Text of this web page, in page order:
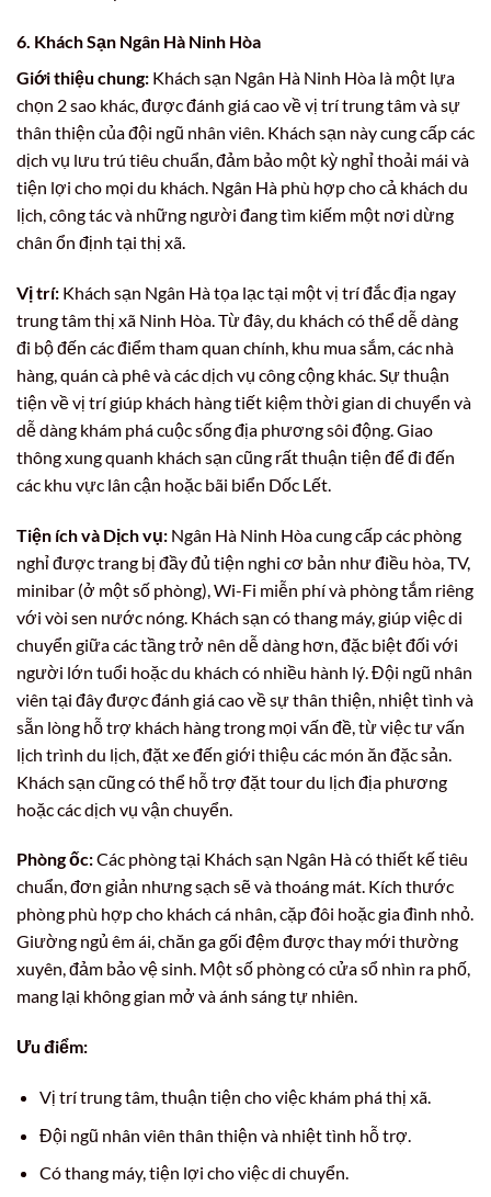
6. Khách Sạn Ngân Hà Ninh Hòa
Giới thiệu chung: Khách sạn Ngân Hà Ninh Hòa là một lựa
chọn 2 sao khác, được đánh giá cao về vị trí trung tâm và sự
thân thiện của đội ngũ nhân viên. Khách sạn này cung cấp các
dịch vụ lưu trú tiêu chuẩn, đảm bảo một kỳ nghỉ thoải mái và
tiện lợi cho mọi du khách. Ngân Hà phù hợp cho cả khách du
lịch, công tác và những người đang tìm kiếm một nơi dừng
chân ổn định tại thị xã.
Vị trí: Khách sạn Ngân Hà tọa lạc tại một vị trí đắc địa ngay
trung tâm thị xã Ninh Hòa. Từ đây, du khách có thể dễ dàng
đi bộ đến các điểm tham quan chính, khu mua sắm, các nhà
hàng, quán cà phê và các dịch vụ công cộng khác. Sự thuận
tiện về vị trí giúp khách hàng tiết kiệm thời gian di chuyển và
dễ dàng khám phá cuộc sống địa phương sôi động. Giao
thông xung quanh khách sạn cũng rất thuận tiện để đi đến
các khu vực lân cận hoặc bãi biển Dốc Lết.
Tiện ích và Dịch vụ: Ngân Hà Ninh Hòa cung cấp các phòng
nghỉ được trang bị đầy đủ tiện nghi cơ bản như điều hòa, TV,
minibar (ở một số phòng), Wi-Fi miễn phí và phòng tắm riêng
với vòi sen nước nóng. Khách sạn có thang máy, giúp việc di
chuyển giữa các tầng trở nên dễ dàng hơn, đặc biệt đối với
người lớn tuổi hoặc du khách có nhiều hành lý. Đội ngũ nhân
viên tại đây được đánh giá cao về sự thân thiện, nhiệt tình và
sẵn lòng hỗ trợ khách hàng trong mọi vấn đề, từ việc tư vấn
lịch trình du lịch, đặt xe đến giới thiệu các món ăn đặc sản.
Khách sạn cũng có thể hỗ trợ đặt tour du lịch địa phương
hoặc các dịch vụ vận chuyển.
Phòng ốc:Các phòng tại Khách sạn Ngân Hà có thiết kế tiêu
chuẩn, đơn giản nhưng sạch sẽ và thoáng mát. Kích thước
phòng phù hợp cho khách cá nhân, cặp đôi hoặc gia đình nhỏ.
Giường ngủ êm ái, chăn ga gối đệm được thay mới thường
xuyên, đảm bảo vệ sinh. Một số phòng có cửa sổ nhìn ra phố,
mang lại không gian mở và ánh sáng tự nhiên.
Ưu điểm:
Vị trí trung tâm, thuận tiện cho việc khám phá thị xã.
Đội ngũ nhân viên thân thiện và nhiệt tình hỗ trợ.
Có thang máy, tiện lợi cho việc di chuyển.